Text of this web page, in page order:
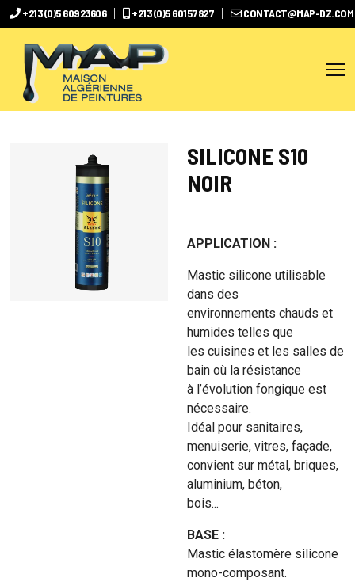
+213 (0)5 60923606 +213 (0)5 60157827 CONTACT@MAP-DZ.COM
SILICONE S10
NOIR
APPLICATION :
Mastic silicone utilisable
dans des
environnements chauds et
humides telles que
les cuisines et les salles de
bain où la résistance
à l’évolution fongique est
nécessaire.
Idéal pour sanitaires,
menuiserie, vitres, façade,
convient sur métal, briques,
aluminium, béton,
bois...
BASE :
Mastic élastomère silicone
mono-composant.